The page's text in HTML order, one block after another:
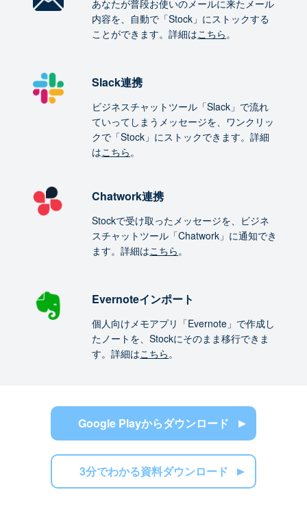
あなたが普段お使いのメールに来たメール
内容を、自動で「Stock」にストックする
ことができます。詳細はこちら。
Slack連携
ビジネスチャットツール「Slack」で流れ
ていってしまうメッセージを、ワンクリッ
クで「Stock」にストックできます。詳細
はこちら。
Chatwork連携
Stockで受け取ったメッセージを、ビジネ
スチャットツール「Chatwork」に通知でき
ます。詳細はこちら。
Evernoteインポート
個人向けメモアプリ「Evernote」で作成し
たノートを、Stockにそのまま移行できま
す。詳細はこちら。
Google Playからダウンロード
3分でわかる資料ダウンロード